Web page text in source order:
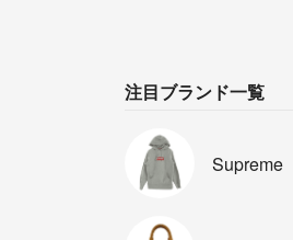
注目ブランド一覧
Supreme